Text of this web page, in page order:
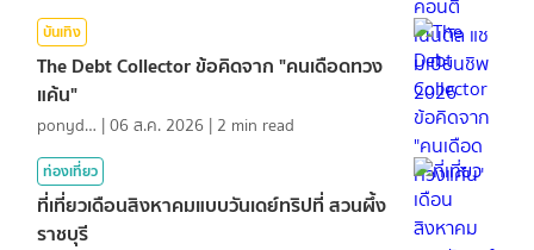
บันเทิง
The Debt Collector ข้อคิดจาก "คนเดือดทวง
แค้น"
ponydiary |06 ส.ค. 2026 | 2 min read
ท่องเที่ยว
ที่เที่ยวเดือนสิงหาคมแบบวันเดย์ทริปที่ สวนผึ้ง
ราชบุรี